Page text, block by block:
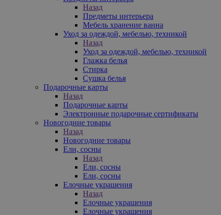
Назад
Предметы интерьера
Мебель хранение ванна
Уход за одеждой, мебелью, техникой
Назад
Уход за одеждой, мебелью, техникой
Глажка белья
Стирка
Сушка белья
Подарочные карты
Назад
Подарочные карты
Электронные подарочные сертификаты
Новогодние товары
Назад
Новогодние товары
Ели, сосны
Назад
Ели, сосны
Ели, сосны
Елочные украшения
Назад
Елочные украшения
Елочные украшения